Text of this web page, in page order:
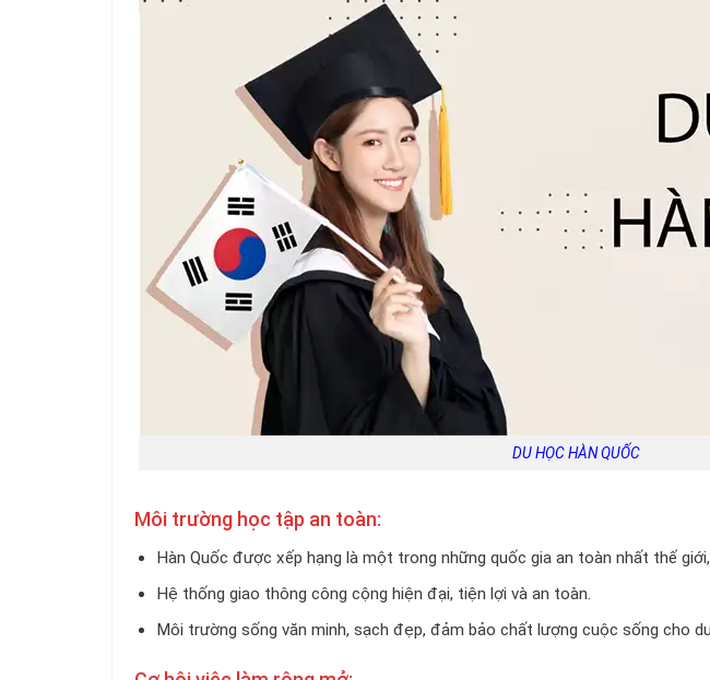
DU HỌC HÀN QUỐC
Môi trường học tập an toàn:
Hàn Quốc được xếp hạng là một trong những quốc gia an toàn nhất thế
Hệ thống giao thông công cộng hiện đại, tiện lợi và an toàn.
Môi trường sống văn minh, sạch đẹp, đảm bảo chất lượng cuộc sống cho